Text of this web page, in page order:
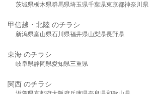
茨城県栃木県群馬県埼玉県千葉県東京都神奈川県
甲信越・北陸 のチラシ
新潟県富山県石川県福井県山梨県長野県
東海 のチラシ
岐阜県静岡県愛知県三重県
関西 のチラシ